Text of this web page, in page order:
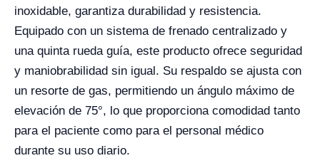
inoxidable, garantiza durabilidad y resistencia.
Equipado con un sistema de frenado centralizado y
una quinta rueda guía, este producto ofrece seguridad
y maniobrabilidad sin igual. Su respaldo se ajusta con
un resorte de gas, permitiendo un ángulo máximo de
elevación de 75°, lo que proporciona comodidad tanto
para el paciente como para el personal médico
durante su uso diario.